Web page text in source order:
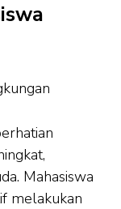
Mahasiswa
melakukan